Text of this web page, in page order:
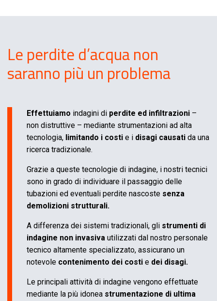
Le perdite d’acqua non
saranno più un problema
Effettuiamo indagini di perdite ed infiltrazioni –
non distruttive – mediante strumentazioni ad alta
tecnologia, limitando i costi e i disagi causati da una
ricerca tradizionale.
Grazie a queste tecnologie di indagine, i nostri tecnici
sono in grado di individuare il passaggio delle
tubazioni ed eventuali perdite nascoste senza
demolizioni strutturali.
A differenza dei sistemi tradizionali, gli strumenti di
indagine non invasiva utilizzati dal nostro personale
tecnico altamente specializzato, assicurano un
notevole contenimento dei costi e dei disagi.
Le principali attività di indagine vengono effettuate
mediante la più idonea strumentazione di ultima